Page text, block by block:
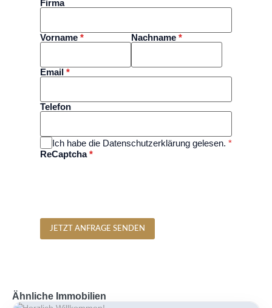
Firma
Vorname * Nachname *
Email *
Telefon
Ich habe die Datenschutzerklärung gelesen. *
ReCaptcha *
JETZT ANFRAGE SENDEN
Ähnliche Immobilien